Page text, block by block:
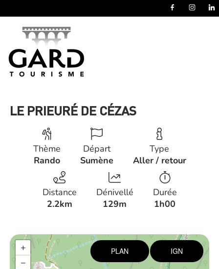
LE PRIEURÉ DE CÉZAS
Thème
Rando
Départ
Sumène
Type
Aller / retour
Distance
2.2km
Dénivellé
129m
Durée
1h00
+
−
PLAN IGN